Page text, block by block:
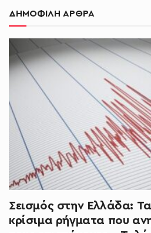
ΔΗΜΟΦΙΛΗ ΑΡΘΡΑ
Σεισμός στην Ελλάδα:
κρίσιμα ρήγματα που